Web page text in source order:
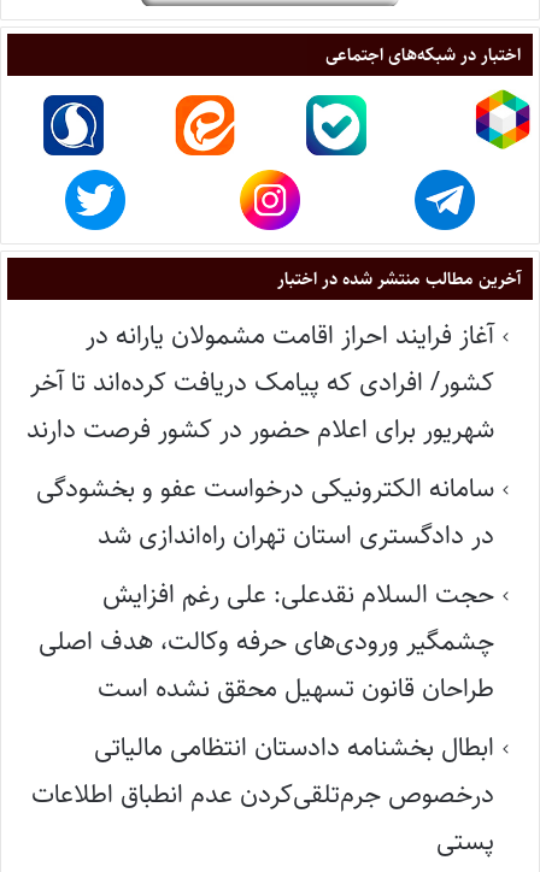
اختبار در شبکه‌های اجتماعی
آخرین مطالب منتشر شده در اختبار
آغاز فرایند احراز اقامت مشمولان یارانه در
کشور/ افرادی که پیامک دریافت کرده‌اند تا آخر
شهریور برای اعلام حضور در کشور فرصت دارند
سامانه الکترونیکی درخواست عفو و بخشودگی
در دادگستری استان تهران راه‌اندازی شد
حجت السلام نقدعلی: علی رغم افزایش
چشمگیر ورودی‌های حرفه وکالت، هدف اصلی
طراحان قانون تسهیل محقق نشده است
ابطال بخشنامه دادستان انتظامی مالیاتی
درخصوص جرم‌تلقی‌کردن عدم انطباق اطلاعات
پستی